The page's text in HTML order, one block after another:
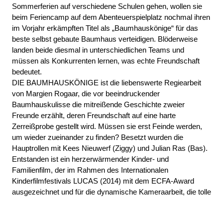
Sommerferien auf verschiedene Schulen gehen, wollen sie
beim Feriencamp auf dem Abenteuerspielplatz nochmal ihren
im Vorjahr erkämpften Titel als „Baumhauskönige“ für das
beste selbst gebaute Baumhaus verteidigen. Blöderweise
landen beide diesmal in unterschiedlichen Teams und
müssen als Konkurrenten lernen, was echte Freundschaft
bedeutet.
DIE BAUMHAUSKÖNIGE ist die liebenswerte Regiearbeit
von Margien Rogaar, die vor beeindruckender
Baumhauskulisse die mitreißende Geschichte zweier
Freunde erzählt, deren Freundschaft auf eine harte
Zerreißprobe gestellt wird. Müssen sie erst Feinde werden,
um wieder zueinander zu finden? Besetzt wurden die
Hauptrollen mit Kees Nieuwerf (Ziggy) und Julian Ras (Bas).
Entstanden ist ein herzerwärmender Kinder- und
Familienfilm, der im Rahmen des Internationalen
Kinderfilmfestivals LUCAS (2014) mit dem ECFA-Award
ausgezeichnet und für die dynamische Kameraarbeit, die tolle